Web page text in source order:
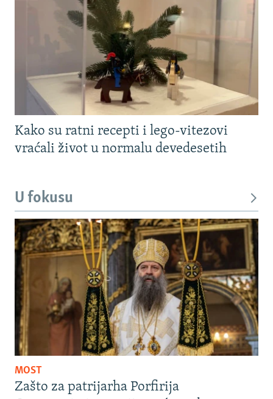
Kako su ratni recepti i lego-vitezovi
vraćali život u normalu devedesetih
U fokusu
MOST
Zašto za patrijarha Porfirija